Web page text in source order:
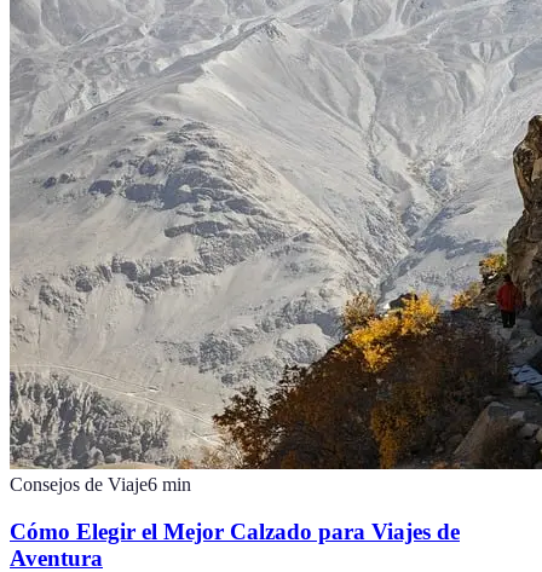
Consejos de Viaje6 min
Cómo Elegir el Mejor Calzado para Viajes de
Aventura